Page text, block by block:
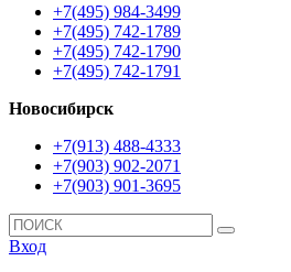
+7(495) 984-3499
+7(495) 742-1789
+7(495) 742-1790
+7(495) 742-1791
Новосибирск
+7(913) 488-4333
+7(903) 902-2071
+7(903) 901-3695
Вход